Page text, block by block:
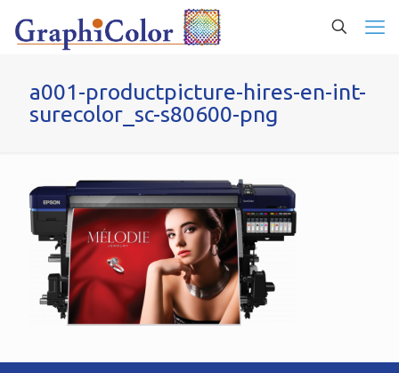
a001-productpicture-hires-en-int-
surecolor_sc-s80600-png